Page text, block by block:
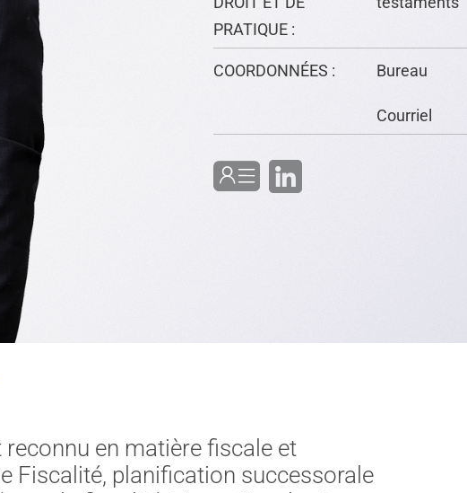
PRATIQUE:
COORDONNÉES : Bureau
Courriel
en matière fiscale et
Fiscalité, planification successorale